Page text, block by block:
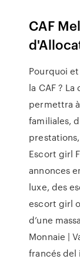
CAF
Pourquoi
la CAF ?
permettra
familiales,
Escort girl
annonces
luxe, des
escort girl
d’une
Monnaie |
francés del